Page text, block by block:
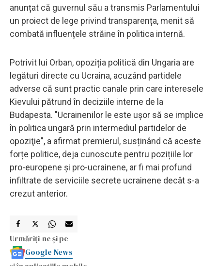
anunțat că guvernul său a transmis Parlamentului
un proiect de lege privind transparența, menit să
combată influențele străine în politica internă.
Potrivit lui Orban, opoziția politică din Ungaria are
legături directe cu Ucraina, acuzând partidele
adverse că sunt practic canale prin care interesele
Kievului pătrund în deciziile interne de la
Budapesta. "Ucrainenilor le este uşor să se implice
în politica ungară prin intermediul partidelor de
opoziţie", a afirmat premierul, susținând că aceste
forțe politice, deja cunoscute pentru pozițiile lor
pro-europene și pro-ucrainene, ar fi mai profund
infiltrate de serviciile secrete ucrainene decât s-a
crezut anterior.
Urmăriți-ne și pe
Google News